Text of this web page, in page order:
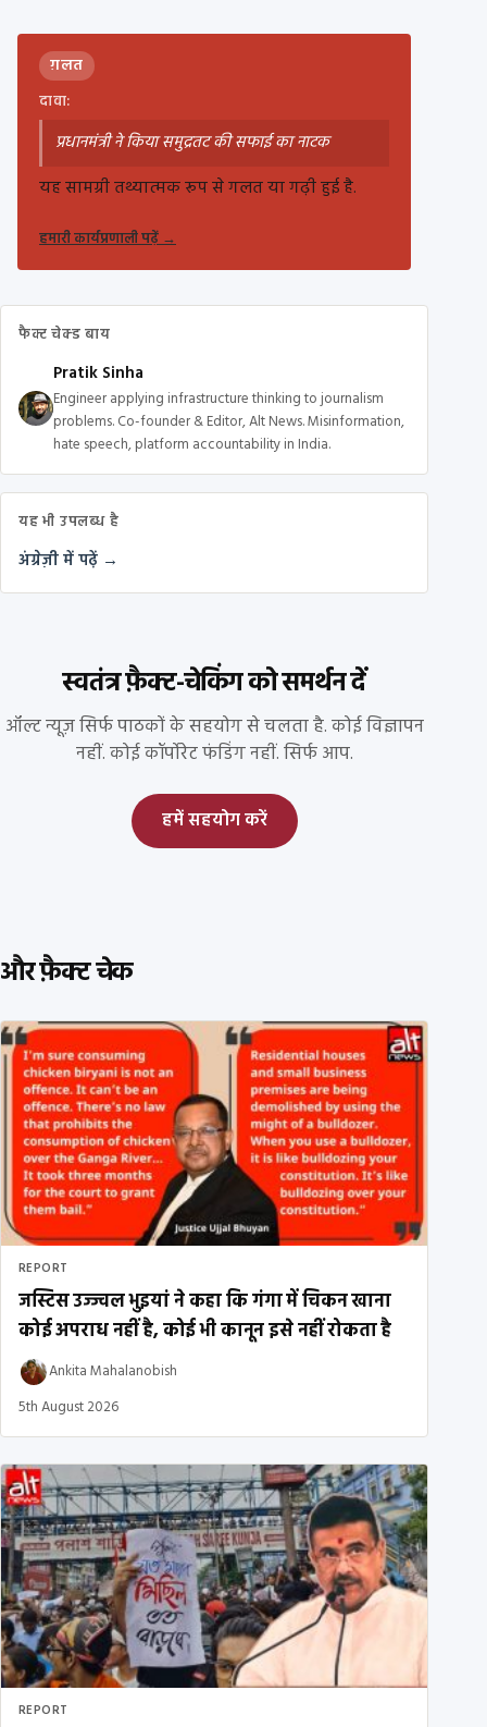
ग़लत
दावा:
प्रधानमंत्री ने किया समुद्रतट की सफाई का नाटक
यह सामग्री तथ्यात्मक रूप से गलत या गढ़ी हुई है.
हमारी कार्यप्रणाली पढ़ें→
फैक्ट चेक्ड बाय
Pratik Sinha
Engineer applying infrastructure thinking to journalism
problems. Co-founder & Editor, Alt News. Misinformation,
hate speech, platform accountability in India.
यह भी उपलब्ध है
अंग्रेज़ी में पढ़ें →
स्वतंत्र फ़ैक्ट-चेकिंग को समर्थन दें
ऑल्ट न्यूज़ सिर्फ पाठकों के सहयोग से चलता है. कोई विज्ञापन
नहीं. कोई कॉर्पोरेट फंडिंग नहीं. सिर्फ आप.
हमें सहयोग करें
और फ़ैक्ट चेक
REPORT
जस्टिस उज्ज्वल भुइयां ने कहा कि गंगा में चिकन खाना
कोई अपराध नहीं है, कोई भी कानून इसे नहीं रोकता है
Ankita Mahalanobish
5th August 2026
REPORT